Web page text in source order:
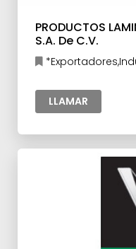
PRODUCTOS
S.A. De C.V.
prima para la
LLAMAR